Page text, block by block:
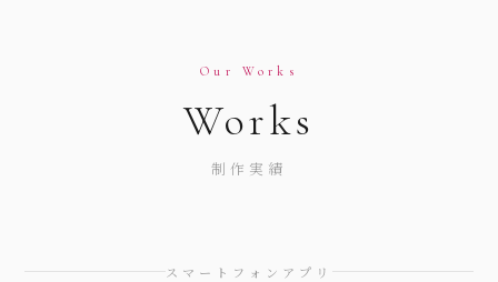
Our Works
Works
制作実績
スマートフォンアプリ